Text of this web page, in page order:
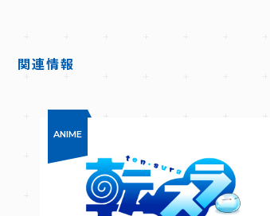
関連情報
ANIME